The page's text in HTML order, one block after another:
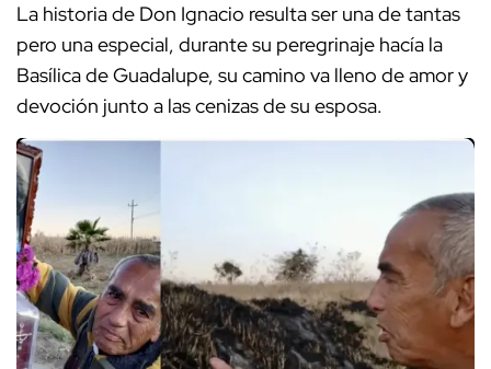
La historia de Don Ignacio resulta ser una de tantas
pero una especial, durante su peregrinaje hacía la
Basílica de Guadalupe, su camino va lleno de amor y
devoción junto a las cenizas de su esposa.